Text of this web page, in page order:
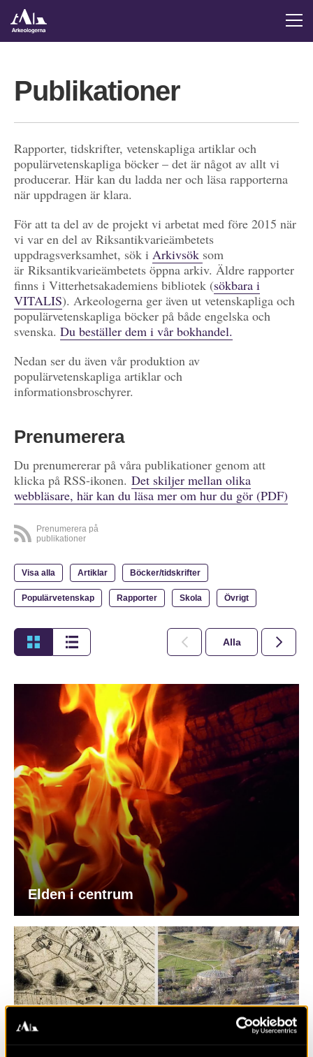
Publikationer
Rapporter, tidskrifter, vetenskapliga artiklar och
populärvetenskapliga böcker – det är något av allt vi
producerar. Här kan du ladda ner och läsa rapporterna
när uppdragen är klara.
För att ta del av de projekt vi arbetat med före 2015 när
vi var en del av Riksantikvarieämbetets
uppdragsverksamhet, sök i Arkivsök som
är Riksantikvarieämbetets öppna arkiv. Äldre rapporter
finns i Vitterhetsakademiens bibliotek (sökbara i
VITALIS). Arkeologerna ger även ut vetenskapliga och
populärvetenskapliga böcker på både engelska och
svenska. Du beställer dem i vår bokhandel.
Nedan ser du även vår produktion av
populärvetenskapliga artiklar och
informationsbroschyrer.
Prenumerera
Du prenumererar på våra publikationer genom att
klicka på RSS-ikonen. Det skiljer mellan olika
webbläsare, här kan du läsa mer om hur du gör (PDF)
Prenumerera på
publikationer
Visa alla Artiklar Böcker/tidskrifter
Populärvetenskap Rapporter Skola Övrigt
Alla 2026
Elden i centrum